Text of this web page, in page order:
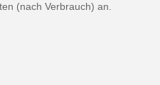
(nach Verbrauch) an.